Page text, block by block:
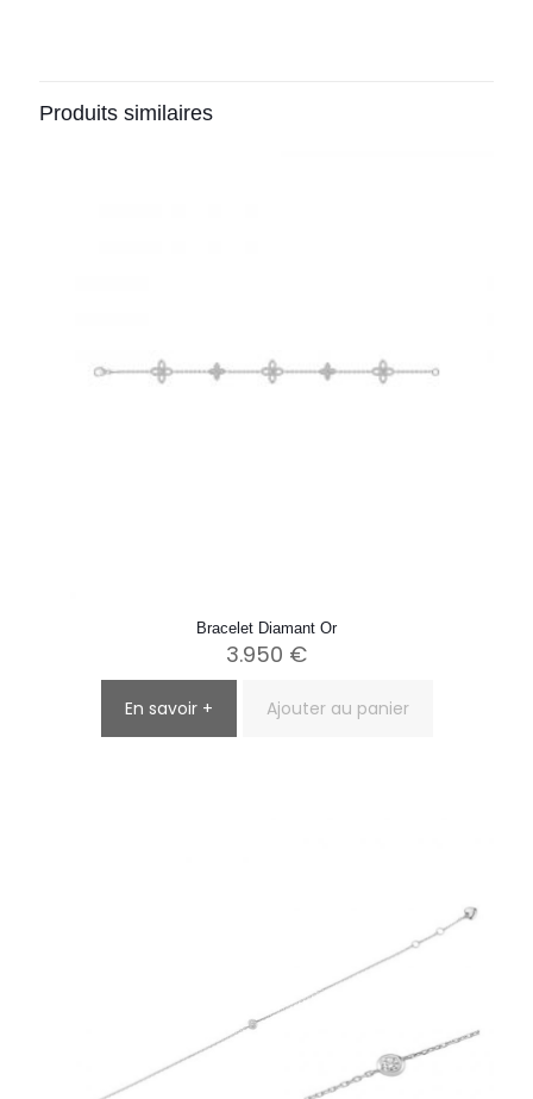
Produits similaires
Bracelet Diamant Or
3.950 €
En savoir + Ajouter au panier